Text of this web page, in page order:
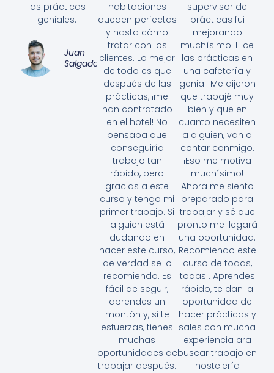
las prácticas
geniales.
Juan
Salgado
habitaciones
queden perfectas
y hasta cómo
tratar con los
clientes. Lo mejor
de todo es que
después de las
prácticas, ¡me
han contratado
en el hotel! No
pensaba que
conseguiría
trabajo tan
rápido, pero
gracias a este
curso y tengo mi
primer trabajo. Si
alguien está
dudando en
hacer este curso,
de verdad se lo
recomiendo. Es
fácil de seguir,
aprendes un
montón y, si te
esfuerzas, tienes
muchas
oportunidades de
trabajar después.
supervisor de
prácticas fui
mejorando
muchísimo. Hice
las prácticas en
una cafetería y
genial. Me dijeron
que trabajé muy
bien y que en
cuanto necesiten
a alguien, van a
contar conmigo.
¡Eso me motiva
muchísimo!
Ahora me siento
preparado para
trabajar y sé que
pronto me llegará
una oportunidad.
Recomiendo este
curso de todas,
todas . Aprendes
rápido, te dan la
oportunidad de
hacer prácticas y
sales con mucha
experiencia ara
buscar trabajo en
hostelería